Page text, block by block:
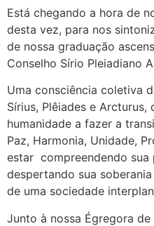
Está chegando a hora de
desta vez, para nos
de nossa graduação
Conselho Sírio Pleiadiano
Uma consciência coletiva
Sírius, Plêiades e Arcturus,
humanidade a fazer a
Paz, Harmonia, Unidade,
estar compreendendo sua
despertando sua
de uma sociedade
Junto à nossa Égregora